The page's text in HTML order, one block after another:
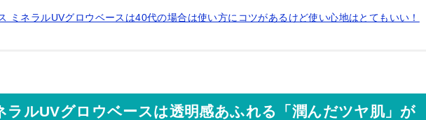
ミネラルUVグロウベースは40代の場合は使い方にコツがあるけど使い心地はとてもいい！
ラルUVグロウベースは透明感あふれる「潤んだツヤ肌」が